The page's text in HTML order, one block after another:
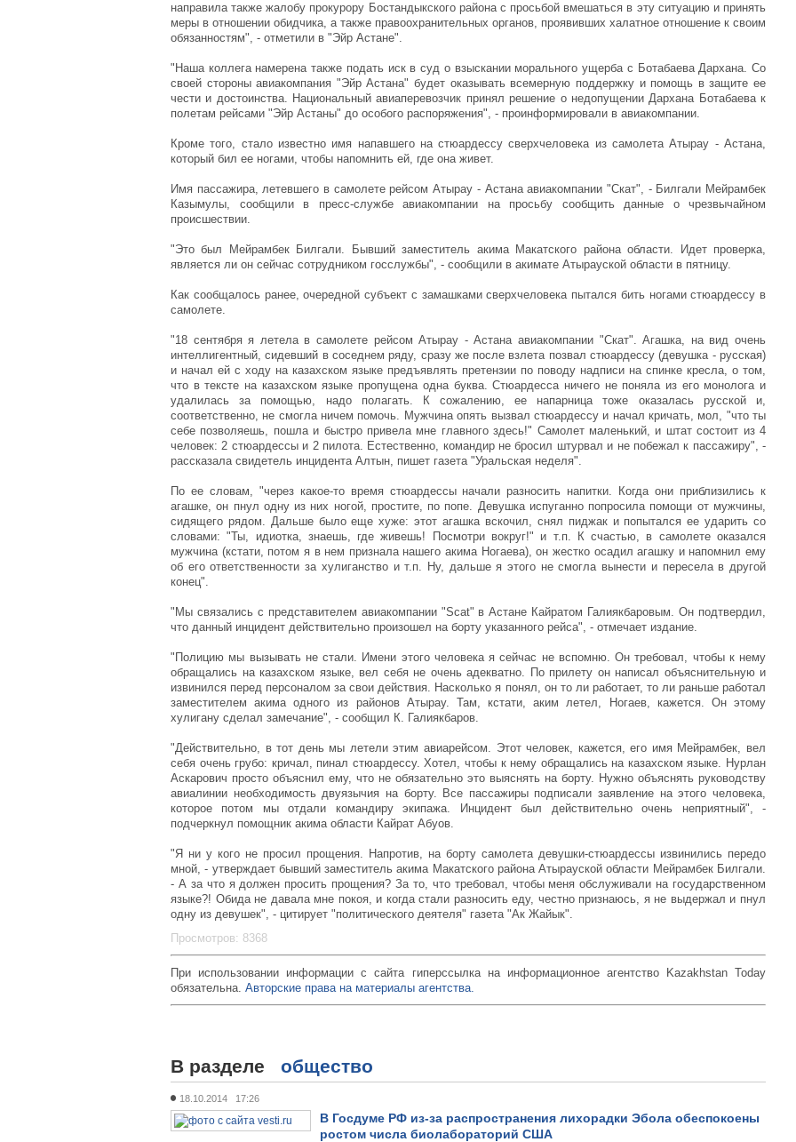
направила также жалобу прокурору Бостандыкского района с просьбой вмешаться в эту ситуацию и принять
меры в отношении обидчика, а также правоохранительных органов, проявивших халатное отношение к своим
обязанностям", - отметили в "Эйр Астане".
"Наша коллега намерена также подать иск в суд о взыскании морального ущерба с Ботабаева Дархана. Со
своей стороны авиакомпания "Эйр Астана" будет оказывать всемерную поддержку и помощь в защите ее
чести и достоинства. Национальный авиаперевозчик принял решение о недопущении Дархана Ботабаева к
полетам рейсами "Эйр Астаны" до особого распоряжения", - проинформировали в авиакомпании.
Кроме того, стало известно имя напавшего на стюардессу сверхчеловека из самолета Атырау - Астана,
который бил ее ногами, чтобы напомнить ей, где она живет.
Имя пассажира, летевшего в самолете рейсом Атырау - Астана авиакомпании "Скат", - Билгали Мейрамбек
Казымулы, сообщили в пресс-службе авиакомпании на просьбу сообщить данные о чрезвычайном
происшествии.
"Это был Мейрамбек Билгали. Бывший заместитель акима Макатского района области. Идет проверка,
является ли он сейчас сотрудником госслужбы", - сообщили в акимате Атырауской области в пятницу.
Как сообщалось ранее, очередной субъект с замашками сверхчеловека пытался бить ногами стюардессу в
самолете.
"18 сентября я летела в самолете рейсом Атырау - Астана авиакомпании "Скат". Агашка, на вид очень
интеллигентный, сидевший в соседнем ряду, сразу же после взлета позвал стюардессу (девушка - русская)
и начал ей с ходу на казахском языке предъявлять претензии по поводу надписи на спинке кресла, о том,
что в тексте на казахском языке пропущена одна буква. Стюардесса ничего не поняла из его монолога и
удалилась за помощью, надо полагать. К сожалению, ее напарница тоже оказалась русской и,
соответственно, не смогла ничем помочь. Мужчина опять вызвал стюардессу и начал кричать, мол, "что ты
себе позволяешь, пошла и быстро привела мне главного здесь!" Самолет маленький, и штат состоит из 4
человек: 2 стюардессы и 2 пилота. Естественно, командир не бросил штурвал и не побежал к пассажиру", -
рассказала свидетель инцидента Алтын, пишет газета "Уральская неделя".
По ее словам, "через какое-то время стюардессы начали разносить напитки. Когда они приблизились к
агашке, он пнул одну из них ногой, простите, по попе. Девушка испуганно попросила помощи от мужчины,
сидящего рядом. Дальше было еще хуже: этот агашка вскочил, снял пиджак и попытался ее ударить со
словами: "Ты, идиотка, знаешь, где живешь! Посмотри вокруг!" и т.п. К счастью, в самолете оказался
мужчина (кстати, потом я в нем признала нашего акима Ногаева), он жестко осадил агашку и напомнил ему
об его ответственности за хулиганство и т.п. Ну, дальше я этого не смогла вынести и пересела в другой
конец".
"Мы связались с представителем авиакомпании "Scat" в Астане Кайратом Галиякбаровым. Он подтвердил,
что данный инцидент действительно произошел на борту указанного рейса", - отмечает издание.
"Полицию мы вызывать не стали. Имени этого человека я сейчас не вспомню. Он требовал, чтобы к нему
обращались на казахском языке, вел себя не очень адекватно. По прилету он написал объяснительную и
извинился перед персоналом за свои действия. Насколько я понял, он то ли работает, то ли раньше работал
заместителем акима одного из районов Атырау. Там, кстати, аким летел, Ногаев, кажется. Он этому
хулигану сделал замечание", - сообщил К. Галиякбаров.
"Действительно, в тот день мы летели этим авиарейсом. Этот человек, кажется, его имя Мейрамбек, вел
себя очень грубо: кричал, пинал стюардессу. Хотел, чтобы к нему обращались на казахском языке. Нурлан
Аскарович просто объяснил ему, что не обязательно это выяснять на борту. Нужно объяснять руководству
авиалинии необходимость двуязычия на борту. Все пассажиры подписали заявление на этого человека,
которое потом мы отдали командиру экипажа. Инцидент был действительно очень неприятный", -
подчеркнул помощник акима области Кайрат Абуов.
"Я ни у кого не просил прощения. Напротив, на борту самолета девушки-стюардессы извинились передо
мной, - утверждает бывший заместитель акима Макатского района Атырауской области Мейрамбек Билгали.
- А за что я должен просить прощения? За то, что требовал, чтобы меня обслуживали на государственном
языке?! Обида не давала мне покоя, и когда стали разносить еду, честно признаюсь, я не выдержал и пнул
одну из девушек", - цитирует "политического деятеля" газета "Ак Жайык".
Просмотров: 8368
При использовании информации с сайта гиперссылка на информационное агентство Kazakhstan Today
обязательна. Авторские права на материалы агентства.
В разделе общество
18.10.2014 17:26
В Госдуме РФ из-за распространения лихорадки Эбола обеспокоены
ростом числа биолабораторий США